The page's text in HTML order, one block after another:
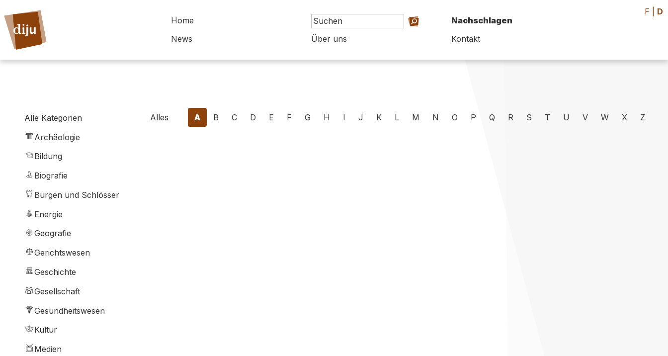
Home
Nachschlagen
News
Über uns Kontakt
F D
Alle Kategorien
Archäologie
Bildung
Biografie
Burgen und Schlösser
Energie
Geografie
Gerichtswesen
Geschichte
Gesellschaft
Gesundheitswesen
Kultur
Medien
Alles A B C D E F G H I J K L M N O P Q R S T U V W X Z